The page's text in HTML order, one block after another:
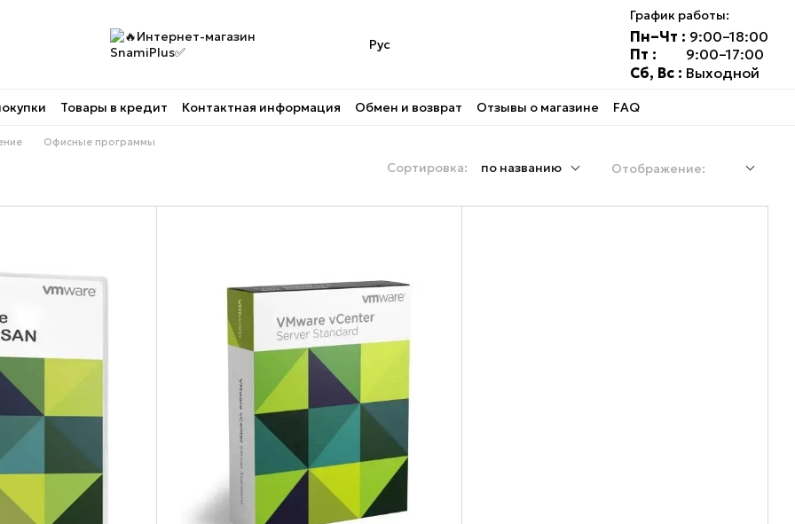
Рус
График работы:
Пн–Чт : 9:00–18:00
Пт :
9:00–17:00
Сб, Вс : Выходной
Товары в кредит Контактная информация Обмен и возврат Отзывы о магазине FAQ
Офисные программы
Сортировка: по названию Отображение: